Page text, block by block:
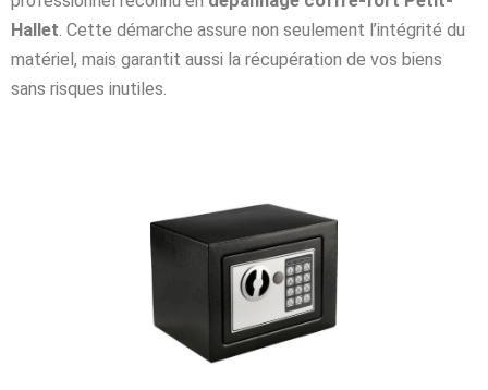
Hallet. Cette démarche assure non seulement l’intégrité du
matériel, mais garantit aussi la récupération de vos biens
sans risques inutiles.